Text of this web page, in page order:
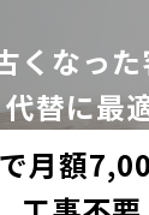
くなっ
代替に最
月額